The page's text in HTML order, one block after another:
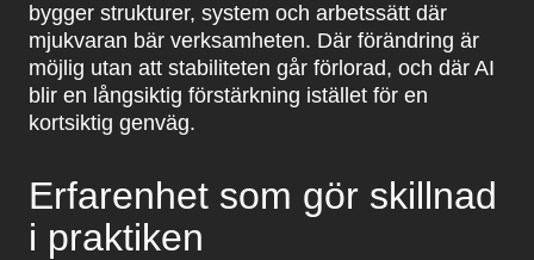
bygger strukturer, system och arbetssätt där
mjukvaran bär verksamheten. Där förändring är
möjlig utan att stabiliteten går förlorad, och där AI
blir en långsiktig förstärkning istället för en
kortsiktig genväg.
Erfarenhet som gör skillnad
i praktiken